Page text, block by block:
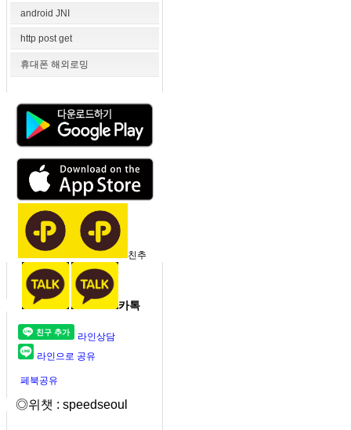
android JNI
http post get
휴대폰 해외로밍
친추
카톡
라인상담
라인으로 공유
페북공유
◎위챗 : speedseoul